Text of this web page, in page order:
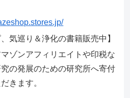
気巡り＆浄化の書籍販売中】
ゾンアフィリエイトや印税な
の発展のための研究所へ寄付
きます。